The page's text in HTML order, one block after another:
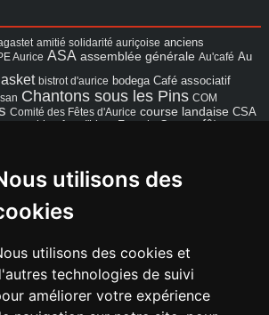
utilisons des
utilisons des cookies et
technologies de suivi
améliorer votre expérience
amitié solidarité auriçoise anciens
Aurice ASA assemblée générale Au'café Au
bistrot d'aurice bodega Café associatif
Chantons sous les Pins COM
Comité des Fêtes d'Aurice course landaise CSA
exposition Francis Cazaux
fêtes
salle des fêtes d'aurice Souprosse
école
la Mairie:
: de 08h00 à 11h30 et de 12h30 à
jusqu'à 17h00
à 11h00